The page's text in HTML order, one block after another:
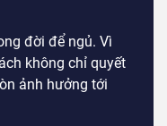
đời để ngủ. Vì
không chỉ quyết
ảnh hưởng tới